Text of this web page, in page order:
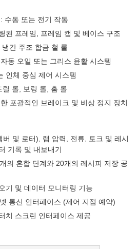
수동 또는 전기 작동
된 프레임, 프레임 캡 및 베이스 구조
간 주조 합금 철 롤
동 오일 또는 그리스 윤활 시스템
인체 중심 제어 시스템
롤, 보링 롤, 홈 롤
포괄적인 브레이크 및 비상 정지 장치
버 및 로터), 램 압력, 전류, 토크 및 레시
기록 및 내보내기
의 혼합 단계와 20개의 레시피 저장 공
기 및 데이터 모니터링 기능
통신 인터페이스 (제어 지점 예약)
치 스크린 인터페이스 제공